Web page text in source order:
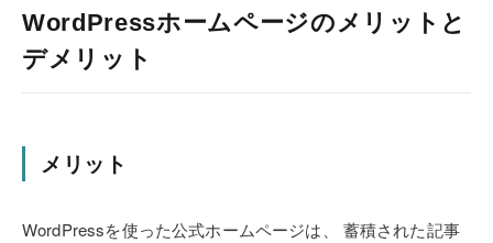
WordPressホームページのメリットと
デメリット
メリット
WordPressを使った公式ホームページは、
蓄積された記事